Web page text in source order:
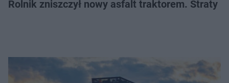
Rolnik zniszczył nowy asfalt traktorem. Straty